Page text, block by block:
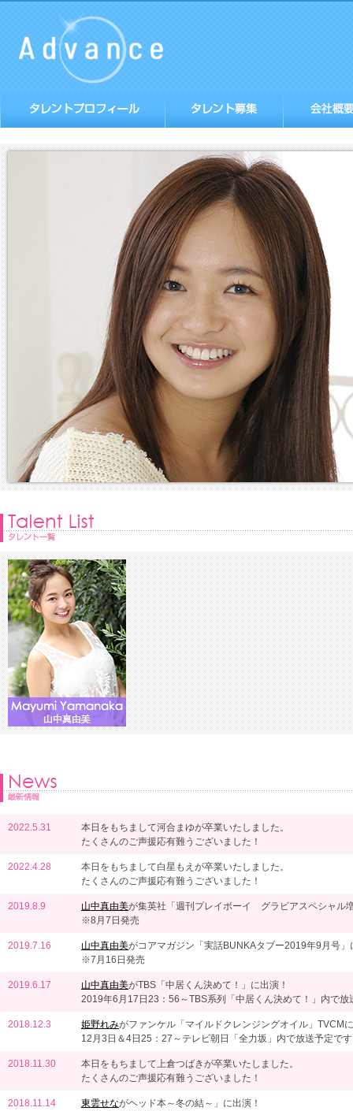
2022.5.31
本日をもちまして河合まゆが卒業いたしました。
たくさんのご声援応有難うございました！
2022.4.28
本日をもちまして白星もえが卒業いたしました。
たくさんのご声援応有難うございました！
2019.8.9 山中真由美が集英社「週刊プレイボーイ グラビアスペシャル
※8月7日発売
2019.7.16 山中真由美がコアマガジン「実話BUNKAタブー2019年9月号」
※7月16日発売
2019.6.17 山中真由美がTBS「中居くん決めて！」に出演！
2019年6月17日23：56～TBS系列「中居くん決めて！」内で放
2018.12.3 姫野れみがファンケル「マイルドクレンジングオイル」TVCM
12月3日＆4日25：27～テレビ朝日「全力坂」内で放送予定で
2018.11.30
本日をもちまして上倉つばきが卒業いたしました。
たくさんのご声援応有難うございました！
2018.11.14 東雲せながヘッド本～冬の結～」に出演！